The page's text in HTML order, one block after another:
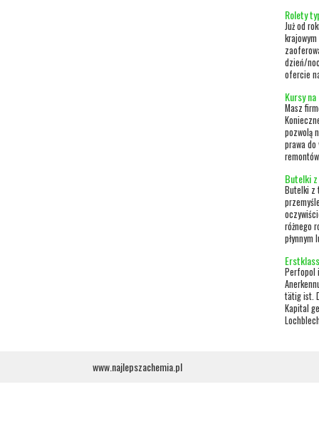
Rolety
Już od
dzień/
ofercie
Kursy
Masz
pozwolą
prawa do
Butelki
Butelki z
różnego
płynnym
Perfopol
tätig ist.
Kapital
www.najlepszachemia.pl